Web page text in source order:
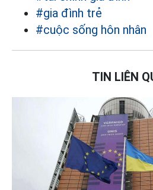
#gia đình trẻ
#cuộc sống hôn nhân
TIN LIÊN